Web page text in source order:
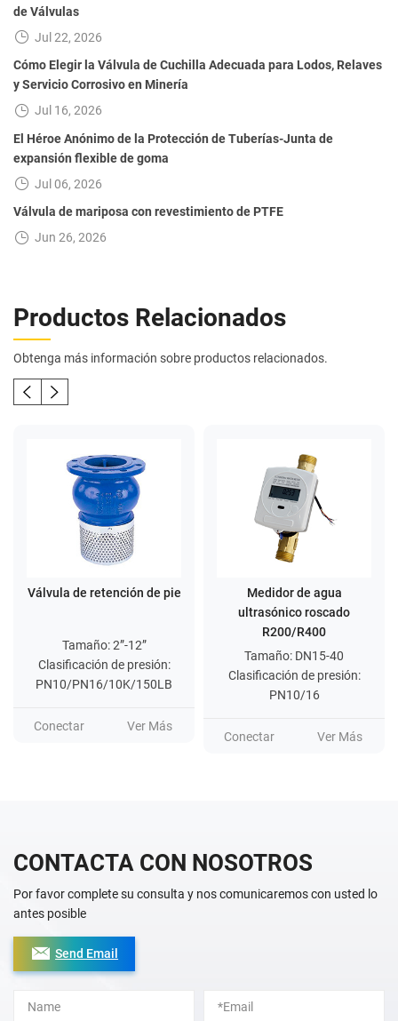
de Válvulas
Jul 22, 2026
Cómo Elegir la Válvula de Cuchilla Adecuada para Lodos, Relaves
y Servicio Corrosivo en Minería
Jul 16, 2026
El Héroe Anónimo de la Protección de Tuberías-Junta de
expansión flexible de goma
Jul 06, 2026
Válvula de mariposa con revestimiento de PTFE
Jun 26, 2026
Productos Relacionados
Obtenga más información sobre productos relacionados.
Válvula de retención de pie
Tamaño: 2”-12”
Clasificación de presión:
PN10/PN16/10K/150LB
Conectar Ver Más
Medidor de agua
ultrasónico roscado
R200/R400
Tamaño: DN15-40
Clasificación de presión:
PN10/16
Conectar Ver Más
CONTACTA CON NOSOTROS
Por favor complete su consulta y nos comunicaremos con usted lo
antes posible
Send Email
Alternative: